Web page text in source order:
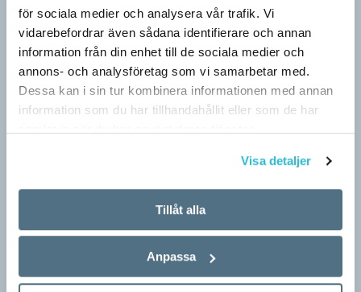
för sociala medier och analysera vår trafik. Vi
vidarebefordrar även sådana identifierare och annan
information från din enhet till de sociala medier och
annons- och analysföretag som vi samarbetar med.
Dessa kan i sin tur kombinera informationen med annan
information som du har tillhandahållit eller som de har
Visa detaljer
Tillåt alla
Anpassa
SPRÅKBLOGGEN
Grundsärskola byter namn till anpassad grundskola och
gymnasiesärskolan till anpassad gymnasieskola. En som har
stor del i att detta namnbyte sker är artonåriga Leo Lust…